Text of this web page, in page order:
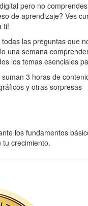
pero no
de aprendizaje? Ves
ti!
las preguntas que
una semana
los temas esenciales
3 horas de
y otras sorpresas
los fundamentos
tu crecimiento.